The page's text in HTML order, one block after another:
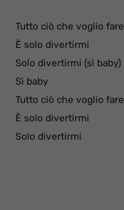
Tutto ciò che voglio fare
È solo divertirmi
Solo divertirmi (sì baby)
Sì baby
Tutto ciò che voglio fare
È solo divertirmi
Solo divertirmi